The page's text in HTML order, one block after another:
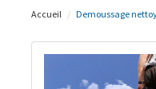
Accueil Demoussage